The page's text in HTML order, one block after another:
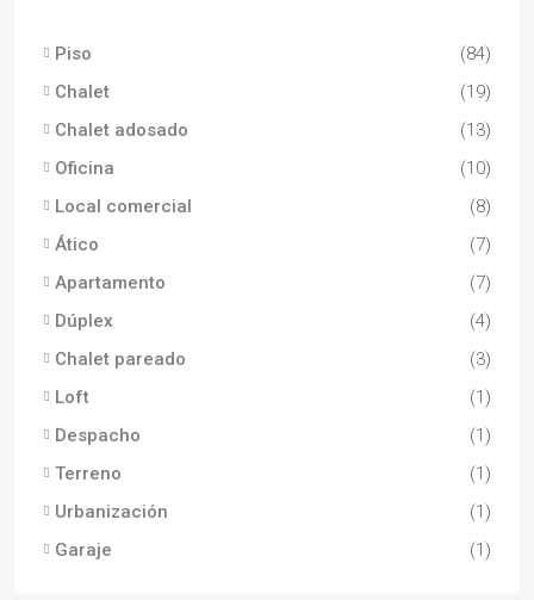
Piso
(84)
Chalet
(19)
Chalet adosado
(13)
Oficina
(10)
Local comercial
(8)
Ático
(7)
Apartamento
(7)
Dúplex
(4)
Chalet pareado
(3)
Loft
(1)
Despacho
(1)
Terreno
(1)
Urbanización
(1)
Garaje
(1)